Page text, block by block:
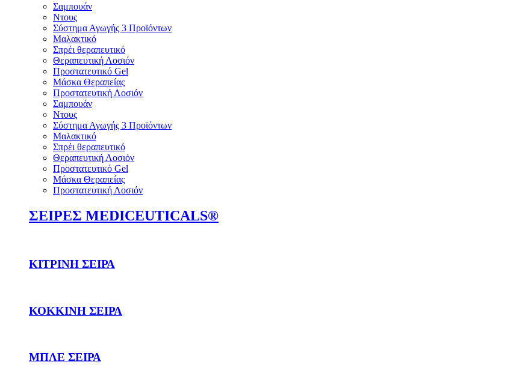
Σαμπουάν
Ντους
Σύστημα Αγωγής 3 Προϊόντων
Μαλακτικό
Σπρέι θεραπευτικό
Θεραπευτική Λοσιόν
Προστατευτικό Gel
Μάσκα Θεραπείας
Προστατευτική Λοσιόν
Σαμπουάν
Ντους
Σύστημα Αγωγής 3 Προϊόντων
Μαλακτικό
Σπρέι θεραπευτικό
Θεραπευτική Λοσιόν
Προστατευτικό Gel
Μάσκα Θεραπείας
Προστατευτική Λοσιόν
ΣΕΙΡΕΣ MEDICEUTICALS®
ΚΙΤΡΙΝΗ ΣΕΙΡΑ
ΚΟΚΚΙΝΗ ΣΕΙΡΑ
ΜΠΛΕ ΣΕΙΡΑ